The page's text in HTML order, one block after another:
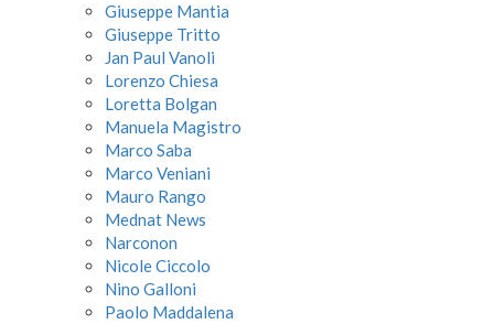
Giuseppe Mantia
Giuseppe Tritto
Jan Paul Vanoli
Lorenzo Chiesa
Loretta Bolgan
Manuela Magistro
Marco Saba
Marco Veniani
Mauro Rango
Mednat News
Narconon
Nicole Ciccolo
Nino Galloni
Paolo Maddalena